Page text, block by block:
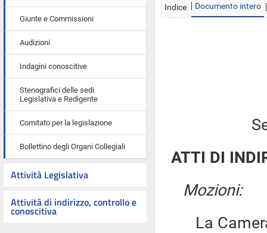
Giunte e Commissioni
Audizioni
Indagini conoscitive
Stenografici delle sedi
Legislativa e Redigente
Comitato per la legislazione
Bollettino degli Organi Collegiali
Attività Legislativa
Attività di indirizzo, controllo e
conoscitiva
Indice Documento intero
ATTI DI
Mozioni:
La